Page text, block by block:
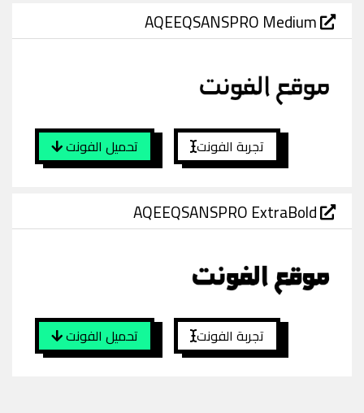
AQEEQSANSPRO Medium
تحميل الفونت تجربة الفونت
AQEEQSANSPRO ExtraBold
تحميل الفونت تجربة الفونت